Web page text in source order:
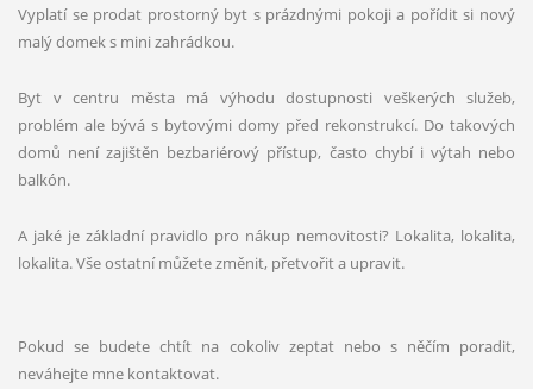
Vyplatí se prodat prostorný byt s prázdnými pokoji a pořídit si nový
malý domek s mini zahrádkou.
Byt v centru města má výhodu dostupnosti veškerých služeb,
problém ale bývá s bytovými domy před rekonstrukcí. Do takových
domů není zajištěn bezbariérový přístup, často chybí i výtah nebo
balkón.
A jaké je základní pravidlo pro nákup nemovitosti? Lokalita, lokalita,
lokalita. Vše ostatní můžete změnit, přetvořit a upravit.
Pokud se budete chtít na cokoliv zeptat nebo s něčím poradit,
neváhejte mne kontaktovat.